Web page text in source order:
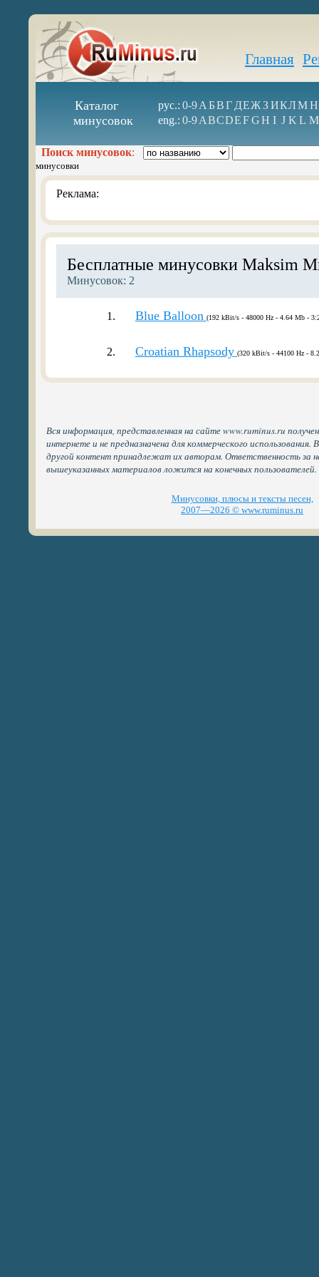
Главная
Каталог
минусовок
рус.: 0-9А БВГ ДЕЖ З ИКЛМН
eng.: 0-9ABCDEFGH I J K L M
Поиск минусовок:
минусовки
Реклама:
Бесплатные минусовки Maksim
Минусовок: 2
1. Blue Balloon (192 kBit/s - 48000 Hz - 4.64 Mb -
2. Croatian Rhapsody (320 kBit/s - 44100 Hz -
Вся информация, представленная на сайте www.ruminus.ru
интернете и не предназначена для коммерческого
другой контент принадлежат их авторам. Ответственность за
вышеуказанных материалов ложится на конечных пользователей.
Минусовки, плюсы и тексты песен,
2007—2026 © www.ruminus.ru